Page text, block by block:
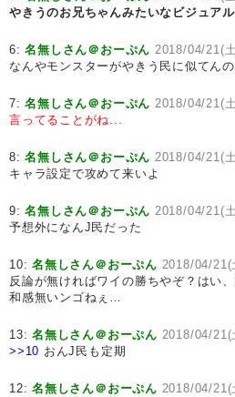
やきうのお兄ちゃんみたいなビジュア
6:名無しさん＠おーぷん 2018/04/21(
なんやモンスターがやきう民に似てん
7:名無しさん＠おーぷん 2018/04/21(
言ってることがね...
8:名無しさん＠おーぷん 2018/04/21(
キャラ設定で攻めて来いよ
9:名無しさん＠おーぷん 2018/04/21(
予想外になんJ民だった
10:名無しさん＠おーぷん 2018/04/21(
反論が無ければワイの勝ちやぞ？はい
和感無いンゴねぇ…
13:名無しさん＠おーぷん 2018/04/
>>10 おんJ民も定期
12:名無しさん＠おーぷん 2018/04/